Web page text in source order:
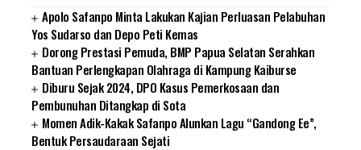
Apolo Safanpo Minta Lakukan Kajian Perluasan Pelabuhan
Yos Sudarso dan Depo Peti Kemas
Dorong Prestasi Pemuda, BMP Papua Selatan Serahkan
Bantuan Perlengkapan Olahraga di Kampung Kaiburse
Diburu Sejak 2024, DPO Kasus Pemerkosaan dan
Pembunuhan Ditangkap di Sota
Momen Adik-Kakak Safanpo Alunkan Lagu “Gandong Ee”,
Bentuk Persaudaraan Sejati